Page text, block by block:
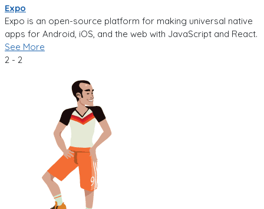
Expo
Expo is an open-source platform for making universal native
apps for Android, iOS, and the web with JavaScript and React.
See More
2 - 2